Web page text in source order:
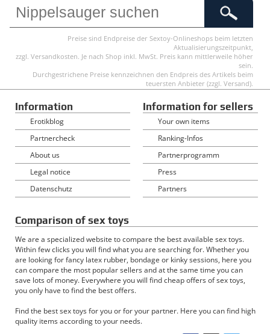
Preise sind Endpreise der Sextoy-Onlineshops beim letzten
Aktualisierungszeitpunkt,
zzgl. Versandkosten. Je nach Shop inkl. MwSt. Preis kann mittlerweile höher
sein.
Durchgestrichene Preise kennzeichnen den Endpreis des Artikels beim
teuersten Anbieter (zzgl. Versand).
Information
Erotikblog
Partnercheck
About us
Legal notice
Datenschutz
Information for sellers
Your own items
Ranking-Infos
Partnerprogramm
Press
Partners
Comparison of sex toys
We are a specialized website to compare the best available sex toys.
Within few clicks you will find what you are searching for. Whether you
are looking for fancy latex rubber, bondage or kinky sessions, here you
can compare the most popular sellers and at the same time you can
save lots of money. Everywhere you will find cheap offers of sex toys,
you only have to find the best offers.
Find the best sex toys for you or for your partner. Here you can find high
quality items according to your needs.